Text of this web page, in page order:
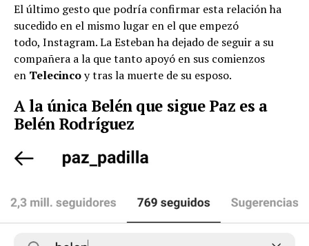
El último gesto que podría confirmar esta relación ha
sucedido en el mismo lugar en el que empezó
todo, Instagram. La Esteban ha dejado de seguir a su
compañera a la que tanto apoyó en sus comienzos
en Telecincoy tras la muerte de su esposo.
A la única Belén que sigue Paz es a
Belén Rodríguez